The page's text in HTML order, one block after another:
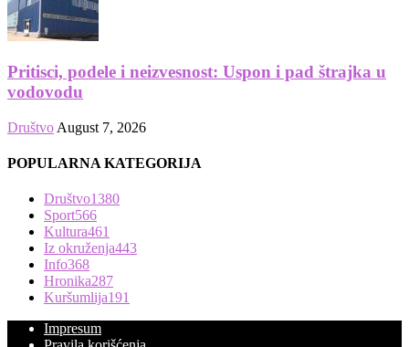
Pritisci, podele i neizvesnost: Uspon i pad štrajka u
vodovodu
Društvo August 7, 2026
POPULARNA KATEGORIJA
Društvo1380
Sport566
Kultura461
Iz okruženja443
Info368
Hronika287
Kuršumlija191
Impresum